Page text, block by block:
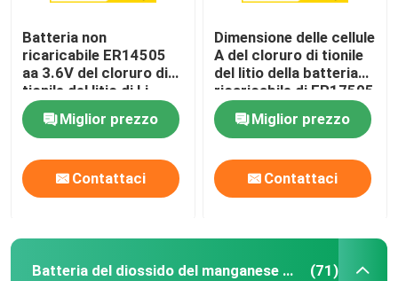
Batteria non
ricaricabile ER14505
aa 3.6V del cloruro di
tionile del litio di Li
SOCl2
Miglior prezzo
Contattaci
Dimensione delle cellule
A del cloruro di tionile
del litio della batteria
ricaricabile di ER17505
3.6V 3.6Ah non
Miglior prezzo
Contattaci
Batteria del diossido del manganese del litio (71)